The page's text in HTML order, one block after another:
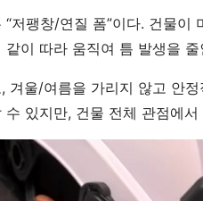
“저팽창/연질 폼”이다. 건물
같이 따라 움직여 틈 발생을
겨울/여름을 가리지 않고 안
수 있지만, 건물 전체 관점에